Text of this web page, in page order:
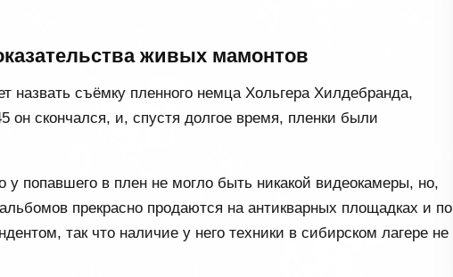
живых мамонтов
назвать съёмку пленного немца Хольгера Хилдебранда,
он скончался, и, спустя долгое время, пленки были
попавшего в плен не могло быть никакой видеокамеры, но,
прекрасно продаются на антикварных площадках и по
так что наличие у него техники в сибирском лагере не